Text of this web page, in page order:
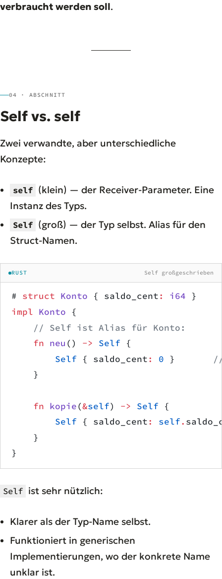
verbraucht werden soll.
04 · ABSCHNITT
Self vs. self
Zwei verwandte, aber unterschiedliche
Konzepte:
self (klein) — der Receiver-Parameter. Eine
Instanz des Typs.
Self (groß) — der Typ selbst. Alias für den
Struct-Namen.
RUST Self großgeschrieben
# struct Konto { saldo_cent: i64 }
impl Konto {
    // Self ist Alias für Konto:
    fn
neu () -> Self {
        Self
{ saldo_cent: 0 }
    }
    fn
kopie(&self) -> Self {
        Self
{ saldo_cent: self.
    }
}
Self ist sehr nützlich:
Klarer als der Typ-Name selbst.
Funktioniert in generischen
Implementierungen, wo der konkrete Name
unklar ist.